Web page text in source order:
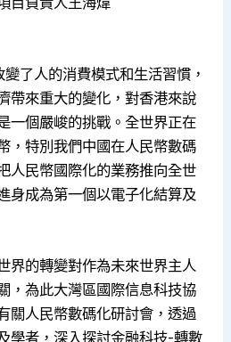
了人的消費模式和生活習慣，
帶來重大的變化，對香港來說
一個嚴峻的挑戰。全世界正在
，特別我們中國在人民幣數碼
人民幣國際化的業務推向全世
身成為第一個以電子化結算及
界的轉變對作為未來世界主人
，為此大灣區國際信息科技協
關人民幣數碼化研討會，透過
學者，深入探討金融科技-轉數